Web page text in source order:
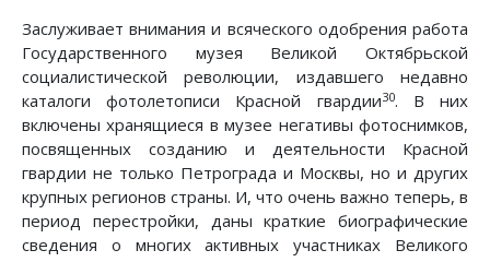
Заслуживает внимания и всяческого одобрения работа
Государственного музея Великой Октябрьской
социалистической революции, издавшего недавно
каталоги фотолетописи Красной гвардии30. В них
включены хранящиеся в музее негативы фотоснимков,
посвященных созданию и деятельности Красной
гвардии не только Петрограда и Москвы, но и других
крупных регионов страны. И, что очень важно теперь, в
период перестройки, даны краткие биографические
сведения о многих активных участниках Великого